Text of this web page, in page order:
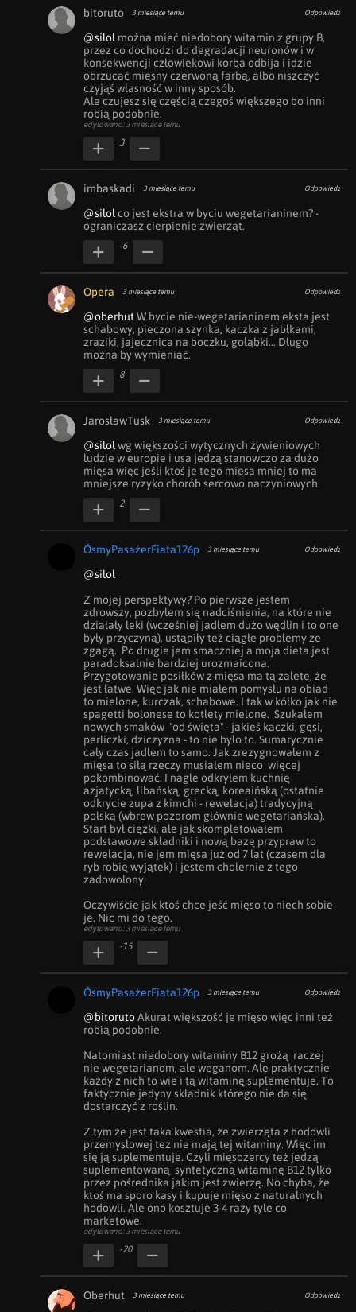
bitoruto 3 miesiące temu Odpowiedz
@silol można mieć niedobory witamin z grupy B,
przez co dochodzi do degradacji neuronów i w
konsekwencji człowiekowi korba odbija i idzie
obrzucać mięsny czerwoną farbą, albo niszczyć
czyjąś własność w inny sposób.
Ale czujesz się częścią czegoś większego bo inni
robią podobnie.
edytowano: 3 miesiące temu
3
imbaskadi 3 miesiące temu Odpowiedz
@silol co jest ekstra w byciu wegetarianinem? -
ograniczasz cierpienie zwierząt.
-6
Opera 3 miesiące temu Odpowiedz
@oberhut W bycie nie-wegetarianinem eksta jest
schabowy, pieczona szynka, kaczka z jabłkami,
zraziki, jajecznica na boczku, gołąbki... Długo
można by wymieniać.
8
JarosławTusk 3 miesiące temu Odpowiedz
@silol wg większości wytycznych żywieniowych
ludzie w europie i usa jedzą stanowczo za dużo
mięsa więc jeśli ktoś je tego mięsa mniej to ma
mniejsze ryzyko chorób sercowo naczyniowych.
2
ÓsmyPasażerFiata126p 3 miesiące temu Odpowiedz
@silol
Z mojej perspektywy? Po pierwsze jestem
zdrowszy, pozbyłem się nadciśnienia, na które nie
działały leki (wcześniej jadłem dużo wędlin i to one
były przyczyną), ustąpiły też ciągłe problemy ze
zgagą.  Po drugie jem smaczniej a moja dieta jest
paradoksalnie bardziej urozmaicona.
Przygotowanie posiłków z mięsa ma tą zaletę, że
jest łatwe. Więc jak nie miałem pomysłu na obiad
to mielone, kurczak, schabowe. I tak w kółko jak nie
spagetti bolonese to kotlety mielone.  Szukałem
nowych smaków  "od święta" - jakieś kaczki, gęsi,
perliczki, dziczyzna - to nie było to. Sumarycznie
cały czas jadłem to samo. Jak zrezygnowałem z
mięsa to siłą rzeczy musiałem nieco  więcej
pokombinować. I nagle odkryłem kuchnię
azjatycką, libańską, grecką, koreaińską (ostatnie
odkrycie zupa z kimchi - rewelacja) tradycyjną
polską (wbrew pozorom głównie wegetariańska).
Start był ciężki, ale jak skompletowałem
podstawowe składniki i nową bazę przypraw to
rewelacja, nie jem mięsa już od 7 lat (czasem dla
ryb robię wyjątek) i jestem cholernie z tego
zadowolony.
Oczywiście jak ktoś chce jeść mięso to niech sobie
je. Nic mi do tego.
edytowano: 3 miesiące temu
-15
ÓsmyPasażerFiata126p 3 miesiące temu Odpowiedz
@bitoruto Akurat większość je mięso więc inni też
robią podobnie.
Natomiast niedobory witaminy B12 grożą  raczej
nie wegetarianom, ale weganom. Ale praktycznie
każdy z nich to wie i tą witaminę suplementuje. To
faktycznie jedyny składnik którego nie da się
dostarczyć z roślin.
Z tym że jest taka kwestia, że zwierzęta z hodowli
przemysłowej też nie mają tej witaminy. Więc im
się ją suplementuje. Czyli mięsożercy też jedzą
suplementowaną  syntetyczną witaminę B12 tylko
przez pośrednika jakim jest zwierzę. No chyba, że
ktoś ma sporo kasy i kupuje mięso z naturalnych
hodowli. Ale ono kosztuje 3-4 razy tyle co
marketowe.
edytowano: 3 miesiące temu
-20
Oberhut 3 miesiące temu Odpowiedz